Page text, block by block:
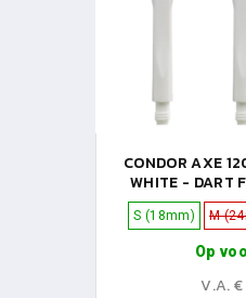
CONDOR AXE
WHITE - DART
S (18mm) M
Op
V.A. €